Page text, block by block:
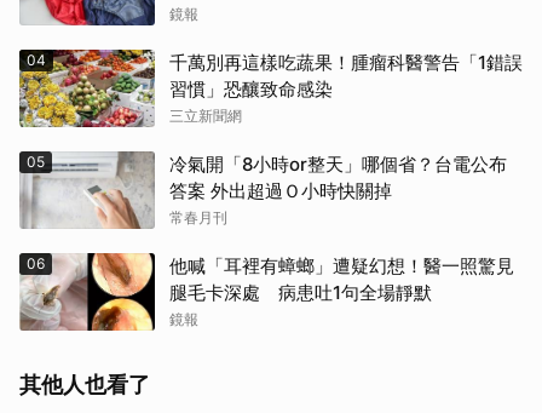
就錯了
鏡報
04
千萬別再這樣吃蔬果！腫瘤科醫警告「1錯誤
習慣」恐釀致命感染
三立新聞網
05
冷氣開「8小時or整天」哪個省？台電公布
答案 外出超過Ｏ小時快關掉
常春月刊
06
他喊「耳裡有蟑螂」遭疑幻想！醫一照驚見
腿毛卡深處 病患吐1句全場靜默
鏡報
其他人也看了